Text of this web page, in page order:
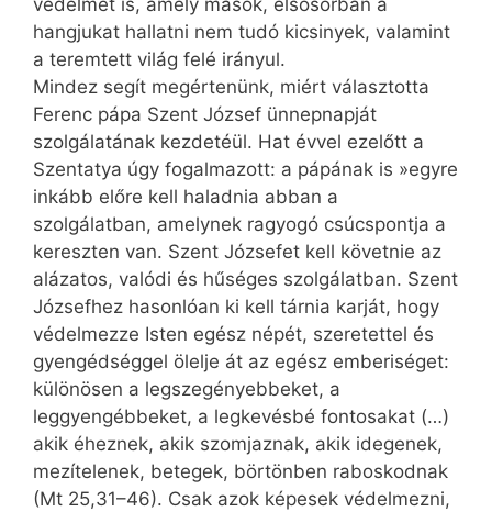
védelmet is, amely mások, elsősorban a
hangjukat hallatni nem tudó kicsinyek, valamint
a teremtett világ felé irányul.
Mindez segít megértenünk, miért választotta
Ferenc pápa Szent József ünnepnapját
szolgálatának kezdetéül. Hat évvel ezelőtt a
Szentatya úgy fogalmazott: a pápának is »egyre
inkább előre kell haladnia abban a
szolgálatban, amelynek ragyogó csúcspontja a
kereszten van. Szent Józsefet kell követnie az
alázatos, valódi és hűséges szolgálatban. Szent
Józsefhez hasonlóan ki kell tárnia karját, hogy
védelmezze Isten egész népét, szeretettel és
gyengédséggel ölelje át az egész emberiséget:
különösen a legszegényebbeket, a
leggyengébbeket, a legkevésbé fontosakat (…)
akik éheznek, akik szomjaznak, akik idegenek,
mezítelenek, betegek, börtönben raboskodnak
(Mt 25,31–46). Csak azok képesek védelmezni,